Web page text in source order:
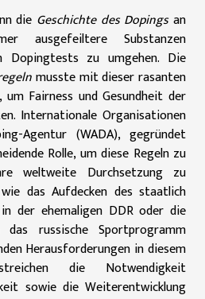
die Geschichte des Dopings an
ausgefeiltere Substanzen
Dopingtests zu umgehen. Die
musste mit dieser rasanten
Fairness und Gesundheit der
Internationale Organisationen
Agentur (WADA), gegründet
Rolle, um diese Regeln zu
weltweite Durchsetzung zu
das Aufdecken des staatlich
der ehemaligen DDR oder die
russische Sportprogramm
Herausforderungen in diesem
die Notwendigkeit
sowie die Weiterentwicklung